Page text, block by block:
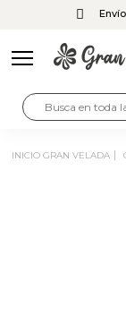
INICIO GRAN VELADA